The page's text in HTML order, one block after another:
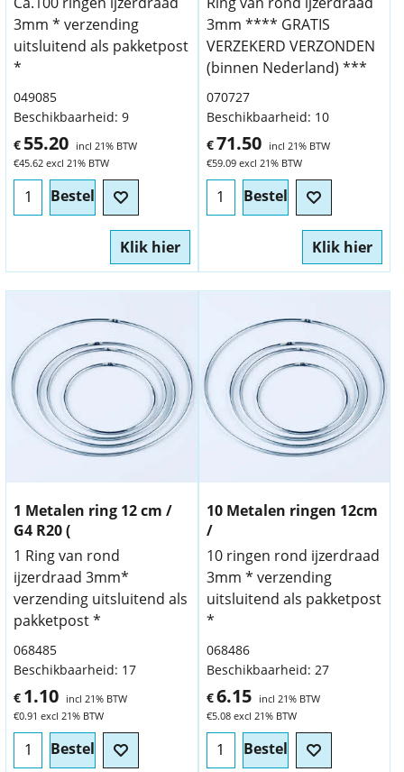
3mm * verzending
uitsluitend als pakketpost
*
€ 55.20 incl 21% BTW
€45.62 excl 21% BTW
049085
Beschikbaarheid: 9
Bestel
Klik hier
3mm **** GRATIS
VERZEKERD VERZONDEN
(binnen Nederland) ***
€71.50
incl 21% BTW
€59.09 excl 21% BTW
070727
Beschikbaarheid: 10
Bestel
Klik hier
1 Metalen ring 12 cm /
G4 R20 (
1 Ring van rond
ijzerdraad 3mm*
verzending uitsluitend als
pakketpost *
€ 1.10 incl 21% BTW
€0.91 excl 21% BTW
068485
Beschikbaarheid: 17
Bestel
10 Metalen ringen 12cm
/
10 ringen rond ijzerdraad
3mm * verzending
uitsluitend als pakketpost
*
€6.15
incl 21% BTW
€5.08 excl 21% BTW
068486
Beschikbaarheid: 27
Bestel